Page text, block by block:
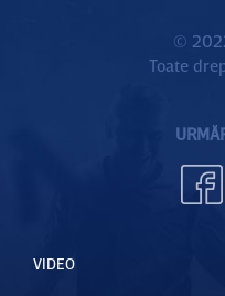
©
Toate
VIDEO